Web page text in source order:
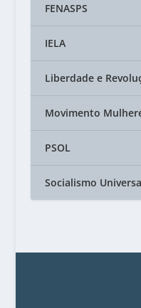
FENASPS
IELA
Liberdade e
Movimento
PSOL
Socialismo